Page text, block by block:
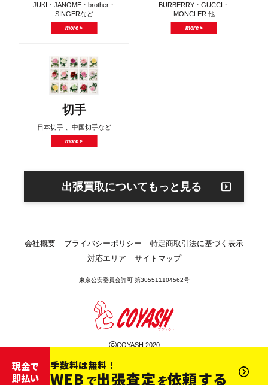
JUKI・JANOME・brother・
SINGERなど
more >
BURBERRY・GUCCI・
MONCLER 他
more >
切手
日本切手 、中国切手など
more >
出張買取についてもっと見る
会社概要 プライバシーポリシー
特定商取引法に基づく表示
対応エリア
サイトマップ
東京公安委員会許可 第305511104562号
©COYASH 2020
現金で
即払い
手数料は無料！
WEB で出張査定を依頼する